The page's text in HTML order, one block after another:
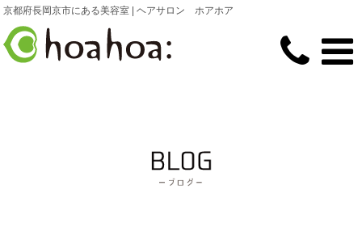
京都府長岡京市にある美容室 | ヘアサロン ホアホア